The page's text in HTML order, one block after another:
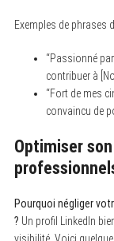
Exemples de phrases
“Passionné
contribuer à
“Fort de mes
convaincu de
Optimiser
Pourquoi négliger
? Un profil LinkedIn
r
o
r